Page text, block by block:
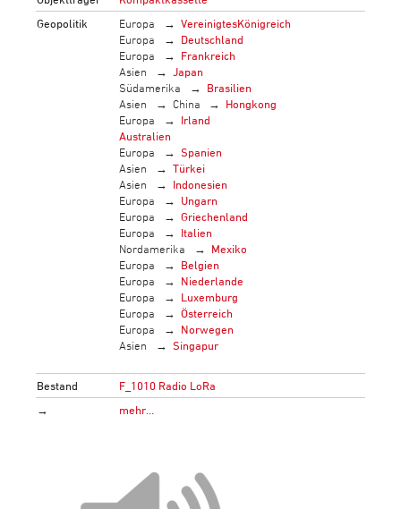
Geopolitik
Europa
VereinigtesKönigreich
Europa
Deutschland
Europa
Frankreich
Asien
Japan
Südamerika
Brasilien
Asien
China
Hongkong
Europa
Irland
Australien
Europa
Spanien
Asien
Türkei
Asien
Indonesien
Europa
Ungarn
Europa
Griechenland
Europa
Italien
Nordamerika
Mexiko
Europa
Belgien
Europa
Niederlande
Europa
Luxemburg
Europa
Österreich
Europa
Norwegen
Asien
Singapur
Bestand
F_1010 Radio LoRa
→
mehr…